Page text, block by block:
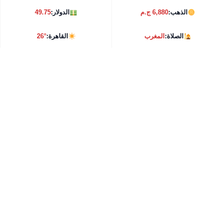
الذهب:6,880 ج.م الدولار:49.75
الصلاة:المغرب القاهرة:26°